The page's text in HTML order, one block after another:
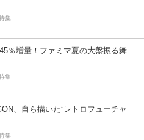
集
％増量！ファミマ夏の大盤振る舞
集
、自ら描いた”レトロフューチャ
集